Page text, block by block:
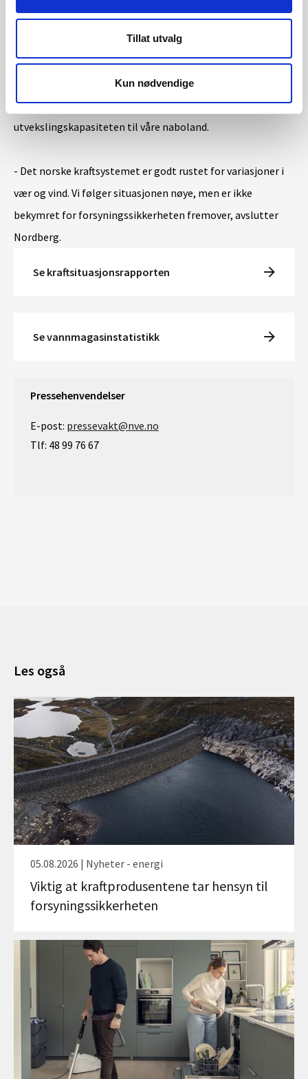
Tillat utvalg
Kun nødvendige
Sist vi hadde en situasjon med lav magasinfylling og lite
snø var i 2010 og 2011. Siden den gang har kraftsystemet
vært gjennom en omfattende omstilling, og systemet er i
dag bedre rustet til å håndtere situasjonen. Det er bygget
ut betydelige mengder vindkraft i Norden, og Norge har økt
utvekslingskapasiteten til våre naboland.
- Det norske kraftsystemet er godt rustet for variasjoner i
vær og vind. Vi følger situasjonen nøye, men er ikke
bekymret for forsyningssikkerheten fremover, avslutter
Nordberg.
Se kraftsituasjonsrapporten
Se vannmagasinstatistikk
Pressehenvendelser
E-post: pressevakt@nve.no
Tlf: 48 99 76 67
Les også
05.08.2026 | Nyheter - energi
Viktig at kraftprodusentene tar hensyn til
forsyningssikkerheten